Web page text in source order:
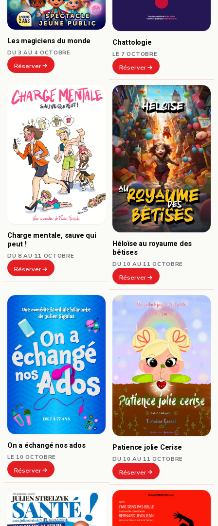
Les magiciens du monde
DU 3 AU 4 OCTOBRE
Réserver
Chattologie
LE 7 OCTOBRE
Réserver
Charge mentale, sauve qui
peut !
DU 8 AU 11 OCTOBRE
Réserver
Héloïse au royaume des
bêtises
DU 10 AU 11 OCTOBRE
Réserver
On a échangé nos ados
LE 10 OCTOBRE
Réserver
Patience jolie Cerise
DU 10 AU 11 OCTOBRE
Réserver